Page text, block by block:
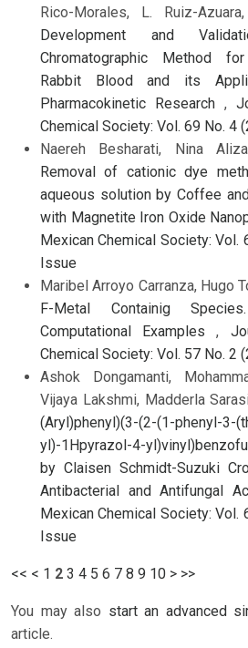
Rico-Morales, L. Ruiz-
Development and
Chromatographic Method
Rabbit Blood and its
Pharmacokinetic Research ,
Chemical Society: Vol. 69 No. 4
Naereh Besharati, Nina
Removal of cationic dye
aqueous solution by Coffee
with Magnetite Iron Oxide
Mexican Chemical Society: Vol.
Issue
Maribel Arroyo Carranza, Hugo
F-Metal Containig
Computational Examples,
Chemical Society: Vol. 57 No. 2
Ashok Dongamanti,
Vijaya Lakshmi, Madderla
(Aryl)phenyl)(3-(2-(1-phenyl-3-
yl)-1Hpyrazol-4-
by Claisen Schmidt-Suzuki
Antibacterial and Antifungal
Mexican Chemical Society: Vol.
Issue
<< < 1 2 3 4 5 6 7 8 9 10 > >>
You may also start an advanced
article.